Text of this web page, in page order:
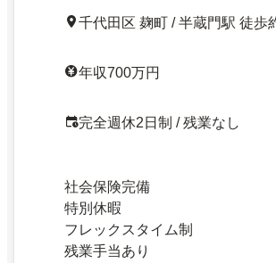
千代田区 麹町 / 半蔵門駅 徒歩
年収700万円
完全週休2日制 / 残業なし
社会保険完備
特別休暇
フレックスタイム制
残業手当あり